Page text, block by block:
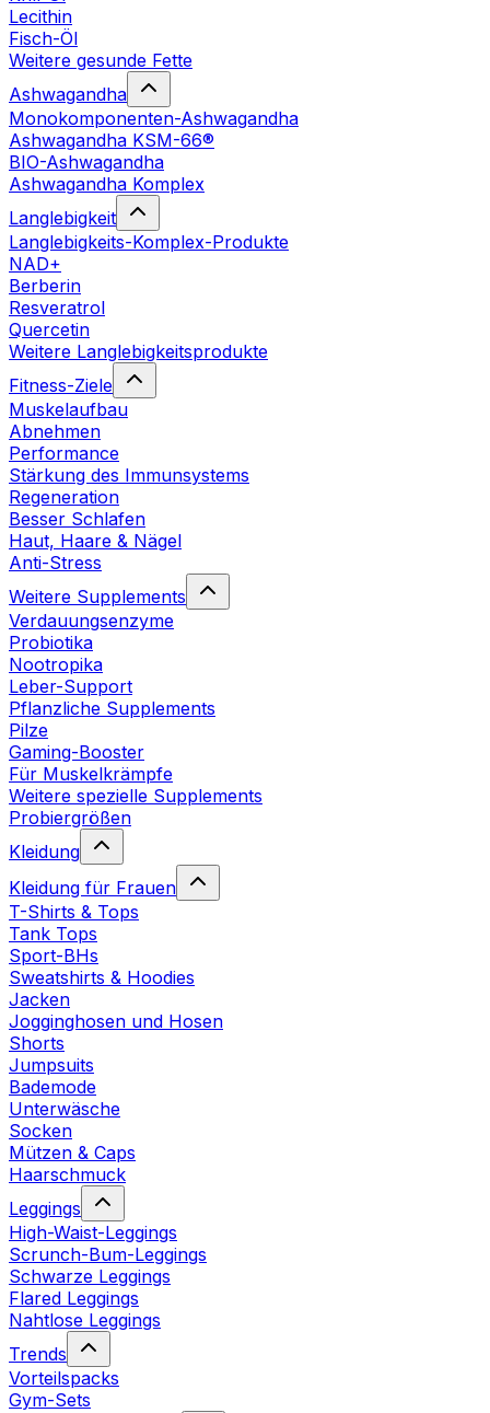
Lecithin
Fisch-Öl
Weitere gesunde Fette
Ashwagandha
Monokomponenten-Ashwagandha
Ashwagandha KSM-66®
BIO-Ashwagandha
Ashwagandha Komplex
Langlebigkeit
Langlebigkeits-Komplex-Produkte
NAD+
Berberin
Resveratrol
Quercetin
Weitere Langlebigkeitsprodukte
Fitness-Ziele
Muskelaufbau
Abnehmen
Performance
Stärkung des Immunsystems
Regeneration
Besser Schlafen
Haut, Haare & Nägel
Anti-Stress
Weitere Supplements
Verdauungsenzyme
Probiotika
Nootropika
Leber-Support
Pflanzliche Supplements
Pilze
Gaming-Booster
Für Muskelkrämpfe
Weitere spezielle Supplements
Probiergrößen
Kleidung
Kleidung für Frauen
T-Shirts & Tops
Tank Tops
Sport-BHs
Sweatshirts & Hoodies
Jacken
Jogginghosen und Hosen
Shorts
Jumpsuits
Bademode
Unterwäsche
Socken
Mützen & Caps
Haarschmuck
Leggings
High-Waist-Leggings
Scrunch-Bum-Leggings
Schwarze Leggings
Flared Leggings
Nahtlose Leggings
Trends
Vorteilspacks
Gym-Sets